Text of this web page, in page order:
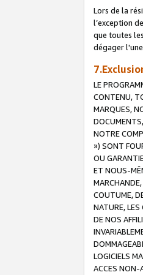
Lors de la
l’exception
que toutes
dégager
LE
CONTENU,
MARQUES,
NOTRE
») SONT
OU
ET NOUS-
COUTUME,
NATURE,
DE NOS
LOGICIELS
ACCES NON-